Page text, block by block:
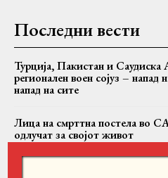
Последни вести
Турција, Пакистан и Саудиска
регионален воен сојуз – напад
напад на сите
Лица на смрттна постела во
одлучат за својот живот